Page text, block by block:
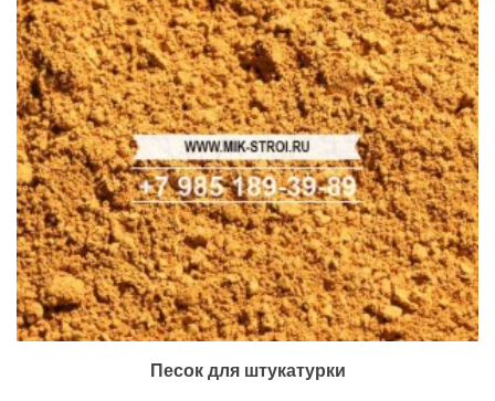
Песок для штукатурки